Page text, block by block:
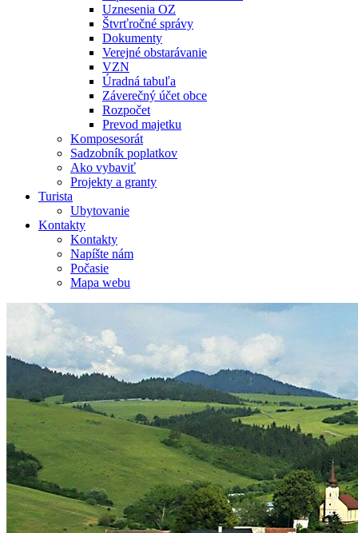
Uznesenia OZ
Štvrťročné správy
Dokumenty
Verejné obstarávanie
VZN
Úradná tabuľa
Záverečný účet obce
Rozpočet
Prevod majetku
Komposesorát
Sadzobník poplatkov
Ako vybaviť
Projekty a granty
Turista
Ubytovanie
Kontakty
Kontakty
Napíšte nám
Počasie
Mapa webu